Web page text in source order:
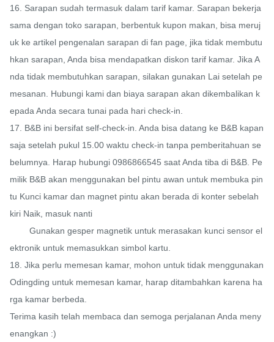
16. Sarapan sudah termasuk dalam tarif kamar. Sarapan bekerja
sama dengan toko sarapan, berbentuk kupon makan, bisa meruj
uk ke artikel pengenalan sarapan di fan page, jika tidak membutu
hkan sarapan, Anda bisa mendapatkan diskon tarif kamar. Jika A
nda tidak membutuhkan sarapan, silakan gunakan Lai setelah pe
mesanan. Hubungi kami dan biaya sarapan akan dikembalikan k
epada Anda secara tunai pada hari check-in.
17. B&B ini bersifat self-check-in. Anda bisa datang ke B&B kapan
saja setelah pukul 15.00 waktu check-in tanpa pemberitahuan se
belumnya. Harap hubungi 0986866545 saat Anda tiba di B&B. Pe
milik B&B akan menggunakan bel pintu awan untuk membuka pin
tu Kunci kamar dan magnet pintu akan berada di konter sebelah
kiri Naik, masuk nanti
ektronik untuk memasukkan simbol kartu.
18. Jika perlu memesan kamar, mohon untuk tidak menggunakan
Odingding untuk memesan kamar, harap ditambahkan karena ha
rga kamar berbeda.
Terima kasih telah membaca dan semoga perjalanan Anda meny
enangkan :)